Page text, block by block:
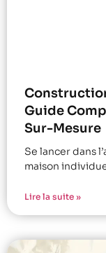
Guide
Sur-Mesure
Se lancer dans
maison
Lire la suite »